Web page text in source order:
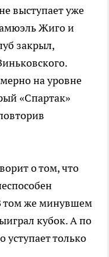
выступает уже
Жиго и
закрыл,
на уровне
«Спартак»
о том, что
том же минувшем
кубок. А по
уступает только